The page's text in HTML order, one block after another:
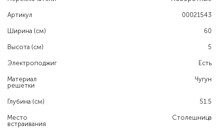
Артикул 00021543
Ширина (см) 60
Высота (см) 5
Электроподжиг Есть
Материал
решетки
Чугун
Глубина (см) 51.5
Место
встраивания
Столешница